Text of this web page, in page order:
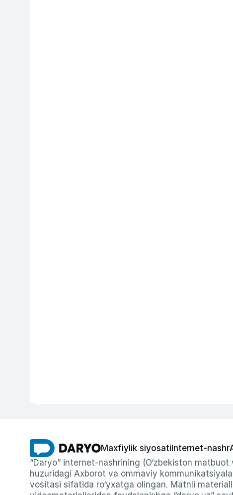
Maxfiylik siyosati Internet-nashr
“Daryo” internet-nashrining (O‘zbekiston
huzuridagi Axborot va ommaviy
vositasi sifatida ro‘yxatga olingan. Matnli